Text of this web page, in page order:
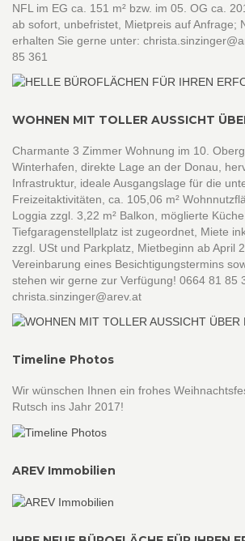
NFL im EG ca. 151 m² bzw. im 05. OG ca.
ab sofort, unbefristet, Mietpreis auf Anfrage;
erhalten Sie gerne unter:
85 361
WOHNEN MIT TOLLER AUSSICHT
Charmante 3 Zimmer Wohnung im 10.
Winterhafen, direkte Lage an der Donau,
Infrastruktur, ideale Ausgangslage für die
Freizeitaktivitäten, ca. 105,06 m²
Loggia zzgl. 3,22 m² Balkon, möglierte
Tiefgaragenstellplatz ist zugeordnet, Miete
zzgl. USt und Parkplatz, Mietbeginn ab April
Vereinbarung eines Besichtigungstermins
stehen wir gerne zur Verfügung! 0664 81 85
christa.sinzinger@arev.at
Timeline Photos
Wir wünschen Ihnen ein frohes
Rutsch ins Jahr 2017!
AREV Immobilien